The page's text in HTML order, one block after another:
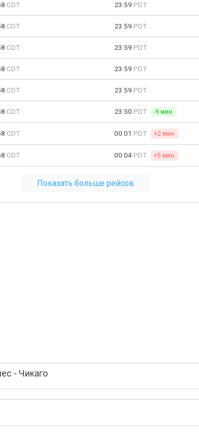
CDT 23:59 PDT
CDT 23:59 PDT
CDT 23:59 PDT
CDT 23:59 PDT
CDT 23:59 PDT
CDT 23:50 PDT -9 мин.
CDT 00:01 PDT +2 мин.
CDT 00:04 PDT +5 мин.
Показать больше рейсов
- Чикаго